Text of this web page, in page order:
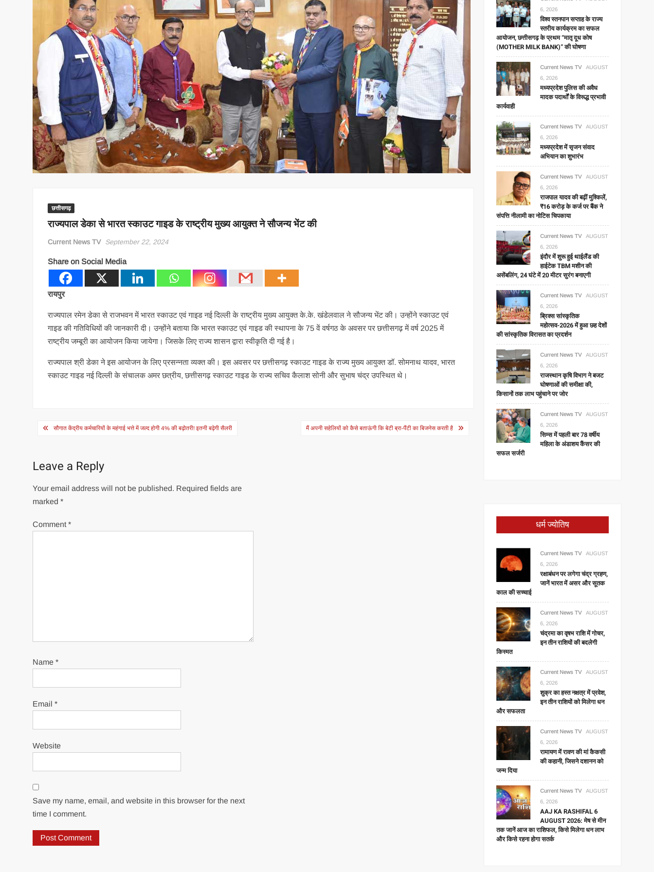
छत्तीसगढ़
राज्यपाल डेका से भारत स्काउट गाइड के राष्ट्रीय मुख्य आयुक्त ने सौजन्य भेंट की
Current News TV September 22, 2024
Share on Social Media
रायपुर
राज्यपाल रमेन डेका से राजभवन में भारत स्काउट एवं गाइड नई दिल्ली के राष्ट्रीय मुख्य आयुक्त के.के. खंडेलवाल ने सौजन्य भेंट की। उन्होंने स्काउट एवं
गाइड की गतिविधियों की जानकारी दी। उन्होंने बताया कि भारत स्काउट एवं गाइड की स्थापना के 75 वें वर्षगठ के अवसर पर छत्तीसगढ़ में वर्ष 2025 में
राष्ट्रीय जम्बूरी का आयोजन किया जायेगा। जिसके लिए राज्य शासन द्वारा स्वीकृति दी गई है।
राज्यपाल श्री डेका ने इस आयोजन के लिए प्रसन्नता व्यक्त की। इस अवसर पर छत्तीसगढ़ स्काउट गाइड के राज्य मुख्य आयुक्त डॉ. सोमनाथ यादव, भारत
स्काउट गाइड नई दिल्ली के संचालक अमर छत्रीय, छत्तीसगढ़ स्काउट गाइड के राज्य सचिव कैलाश सोनी और सुभाष चंद्र उपस्थित थे।
Postसौगात केंद्रीय कर्मचारियों के महंगाई भत्ते में जल्द होगी 4% की बढ़ोतरी! इतनी बढ़ेगी सैलरी मैं अपनी सहेलियों को कैसे बताऊंगी कि बेटी ब्रा-पैंटी का बिजनेस करती है
Leave a Reply
Your email address will not be published. Required fields are
marked*
Comment*
Name*
Email*
Website
Save my name, email, and website in this browser for the next
time I comment.
6, 2026
विश्व स्तनपान सप्ताह के राज्य
स्तरीय कार्यक्रम का सफल
आयोजन, छत्तीसगढ़ के प्रथम “मातृ दूध कोष
(MOTHER MILK BANK)” की घोषणा
Current News TV
AUGUST
6, 2026
मध्यप्रदेश पुलिस की अवैध
मादक पदार्थों के विरूद्ध प्रभावी
कार्यवाही
Current News TV
AUGUST
6, 2026
मध्यप्रदेश में सृजन संवाद
अभियान का शुभारंभ
Current News TV
AUGUST
6, 2026
राजपाल यादव की बढ़ीं मुश्किलें,
₹16 करोड़ के कर्ज पर बैंक ने
संपत्ति नीलामी का नोटिस चिपकाया
Current News TV
AUGUST
6, 2026
इंदौर में शुरू हुई थाईलैंड की
हाईटेक TBM मशीन की
असेंबलिंग, 24 घंटे में 20 मीटर सुरंग बनाएगी
Current News TV
AUGUST
6, 2026
ब्रिक्स सांस्कृतिक
महोत्सव-2026 में हुआ छह देशों
की सांस्कृतिक विरासत का प्रदर्शन
Current News TV
AUGUST
6, 2026
राजस्थान कृषि विभाग ने बजट
घोषणाओं की समीक्षा की,
किसानों तक लाभ पहुंचाने पर जोर
Current News TV
AUGUST
6, 2026
सिम्स में पहली बार 78 वर्षीय
महिला के अंडाशय कैंसर की
सफल सर्जरी
धर्म ज्योतिष
Current News TV
AUGUST
6, 2026
रक्षाबंधन पर लगेगा चंद्र ग्रहण,
जानें भारत में असर और सूतक
काल की सच्चाई
Current News TV
AUGUST
6, 2026
चंद्रमा का वृषभ राशि में गोचर,
इन तीन राशियों की बदलेगी
किस्मत
Current News TV
AUGUST
6, 2026
शुक्र का हस्त नक्षत्र में प्रवेश,
इन तीन राशियों को मिलेगा धन
और सफलता
Current News TV
AUGUST
6, 2026
रामायण में रावण की मां कैकसी
की कहानी, जिसने दशानन को
जन्म दिया
Current News TV
AUGUST
6, 2026
AAJ KA RASHIFAL 6
AUGUST 2026: मेष से मीन
तक जानें आज का राशिफल, किसे मिलेगा धन लाभ
और किसे रहना होगा सतर्क